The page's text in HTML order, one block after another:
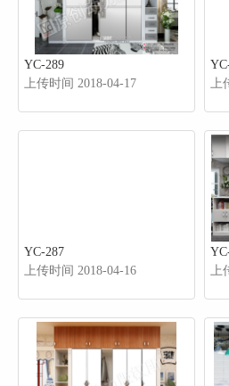
YC-289
上传时间 2018-04-17
上
YC-287
上传时间 2018-04-16
上